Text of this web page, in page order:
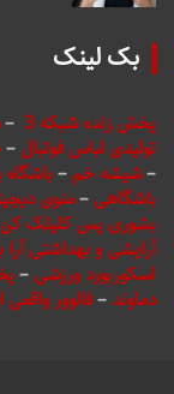
بک لینک
پخش زنده شبکه 3 –
تولیدی لباس فوتبال –
–شیشه خم–
باشگاهی –منوی
بشوری پس کلیلک کن
آرایشی و بهداشتی آرا
اسکوربورد ورزشی –
دماوند–فالوور واقعی